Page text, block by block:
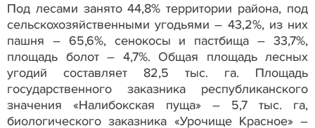
Под лесами занято 44,8% территории района, под
сельскохозяйственными угодьями – 43,2%, из них
пашня – 65,6%, сенокосы и пастбища – 33,7%,
площадь болот – 4,7%. Общая площадь лесных
угодий составляет 82,5 тыс. га. Площадь
государственного заказника республиканского
значения «Налибокская пуща» – 5,7 тыс. га,
биологического заказника «Урочище Красное» –